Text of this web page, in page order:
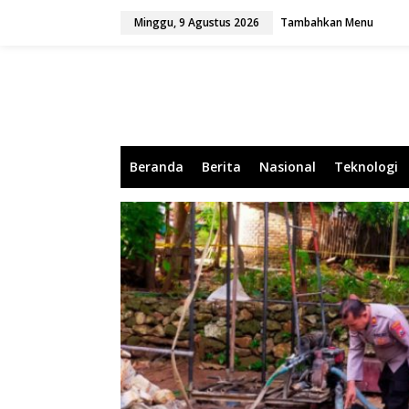
Minggu, 9 Agustus 2026 Tambahkan Menu
Beranda Berita Nasional Teknologi